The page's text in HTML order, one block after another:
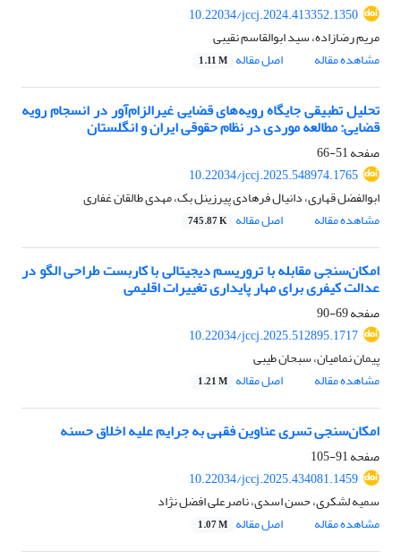
10.22034/jccj.2024.413352.1350
مریم رضازاده، سید ابوالقاسم نقیبی
مشاهده مقاله
اصل مقاله 1.11 M
تحلیل تطبیقی جایگاه رویه‌های قضایی غیرالزام‌آور در انسجام رویه
قضایی: مطالعه‌ موردی در نظام حقوقی ایران و انگلستان
صفحه51-66
10.22034/jccj.2025.548974.1765
ابوالفضل قهاری، دانیال فرهادی پیرزینل بک، مهدی طالقان غفاری
مشاهده مقاله
اصل مقاله 745.87 K
امکان‌سنجی مقابله با تروریسم دیجیتالی با کاربست طراحی الگو در
عدالت کیفری برای مهار پایداری تغییرات اقلیمی
صفحه69-90
10.22034/jccj.2025.512895.1717
پیمان نمامیان، سبحان طیبی
مشاهده مقاله
اصل مقاله 1.21 M
امکان‌سنجی تسری عناوین فقهی به جرایم علیه اخلاق حسنه
صفحه91-105
10.22034/jccj.2025.434081.1459
سمیه لشکری، حسن اسدی، ناصرعلی افضل نژاد
مشاهده مقاله
اصل مقاله 1.07 M